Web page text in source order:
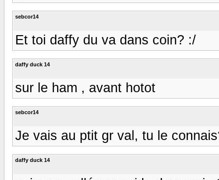
sebcor14
Et toi daffy du va dans coin? :/
daffy duck 14
sur le ham , avant hotot
sebcor14
Je vais au ptit gr val, tu le
daffy duck 14